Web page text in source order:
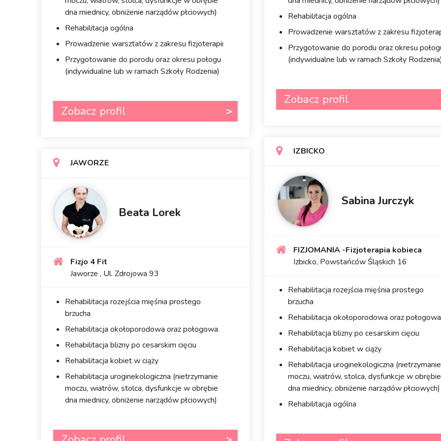
dna miednicy, obniżenie narządów płciowych)
Rehabilitacja ogólna
Prowadzenie warsztatów z zakresu fizjoterapii
Przygotowanie do porodu oraz okresu połogu
(indywidualne lub w ramach Szkoły Rodzenia)
Zobacz profil
Rehabilitacja ogólna
Prowadzenie warsztatów z zakresu
Przygotowanie do porodu oraz okresu
(indywidualne lub w ramach Szkoły Rodzenia)
Zobacz profil
IZBICKO
Sabina Jurczyk
FIZJOMANIA -Fizjoterapia kobieca
Izbicko, Powstańców Śląskich 16
Rehabilitacja rozejścia mięśnia prostego
brzucha
Rehabilitacja okołoporodowa oraz połogowa
Rehabilitacja blizny po cesarskim cięciu
Rehabilitacja kobiet w ciąży
Rehabilitacja uroginekologiczna (nietrzymanie
moczu, wiatrów, stolca, dysfunkcje w obrębie
dna miednicy, obniżenie narządów płciowych)
Rehabilitacja ogólna
JAWORZE
Beata Lorek
Fizjo 4 Fit
Jaworze , Ul. Zdrojowa 93
Rehabilitacja rozejścia mięśnia prostego
brzucha
Rehabilitacja okołoporodowa oraz połogowa
Rehabilitacja blizny po cesarskim cięciu
Rehabilitacja kobiet w ciąży
Rehabilitacja uroginekologiczna (nietrzymanie
moczu, wiatrów, stolca, dysfunkcje w obrębie
dna miednicy, obniżenie narządów płciowych)